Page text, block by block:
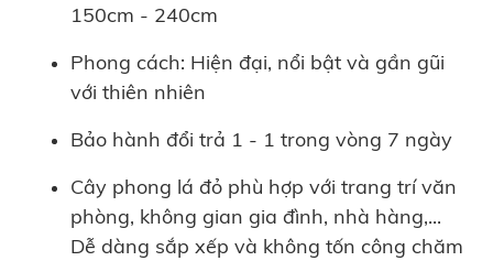
150cm - 240cm
Phong cách: Hiện đại, nổi bật và gần gũi
với thiên nhiên
Bảo hành đổi trả 1 - 1 trong vòng 7 ngày
Cây phong lá đỏ phù hợp với trang trí văn
phòng, không gian gia đình, nhà hàng,...
Dễ dàng sắp xếp và không tốn công chăm